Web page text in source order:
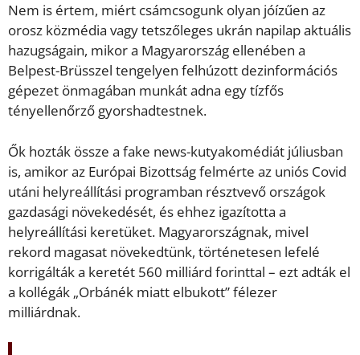
Nem is értem, miért csámcsogunk olyan jóízűen az
orosz közmédia vagy tetszőleges ukrán napilap aktuális
hazugságain, mikor a Magyarország ellenében a
Belpest-Brüsszel tengelyen felhúzott dezinformációs
gépezet önmagában munkát adna egy tízfős
tényellenőrző gyorshadtestnek.
Ők hozták össze a fake news-kutyakomédiát júliusban
is, amikor az Európai Bizottság felmérte az uniós Covid
utáni helyreállítási programban résztvevő országok
gazdasági növekedését, és ehhez igazította a
helyreállítási keretüket. Magyarországnak, mivel
rekord magasat növekedtünk, történetesen lefelé
korrigálták a keretét 560 milliárd forinttal – ezt adták el
a kollégák „Orbánék miatt elbukott” félezer
milliárdnak.